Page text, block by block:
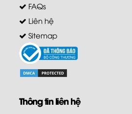
FAQs
Liên hệ
Sitemap
Thông tin liên hệ